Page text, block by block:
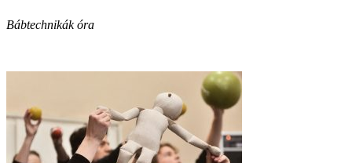
Bábtechnikák óra